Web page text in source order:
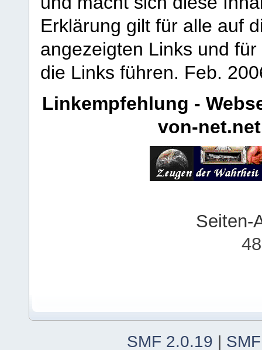
Erklärung gilt für alle auf
angezeigten Links und
die Links führen. Feb.
Linkempfehlung -
von-net.net
Seiten-
SMF 2.0.19 |